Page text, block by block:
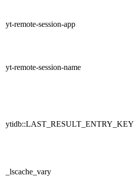
yt-remote-session-app
yt-remote-session-name
ytidb::LAST_RESULT_ENTRY_KEY
_lscache_vary